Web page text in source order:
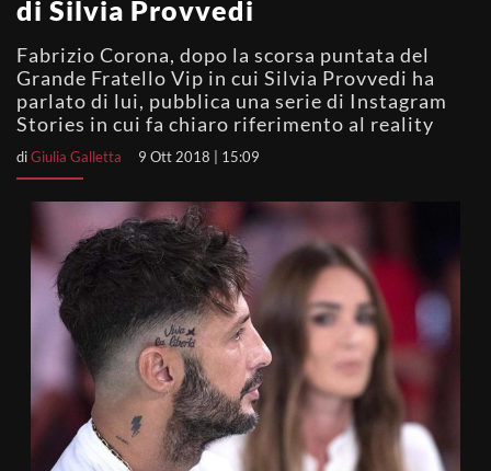
di Silvia Provvedi
Fabrizio Corona, dopo la scorsa puntata del
Grande Fratello Vip in cui Silvia Provvedi ha
parlato di lui, pubblica una serie di Instagram
Stories in cui fa chiaro riferimento al reality
diGiulia Galletta 9 Ott 2018 | 15:09